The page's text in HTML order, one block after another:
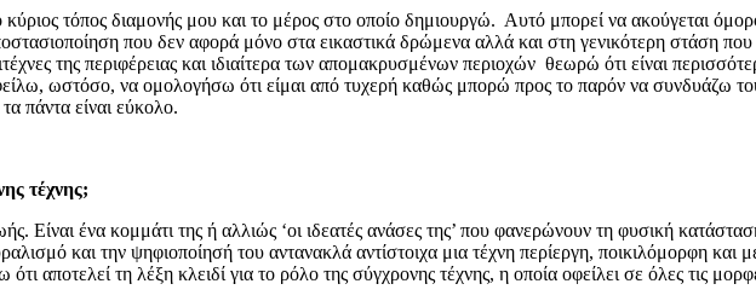
τόπος διαμονής μου και το μέρος στο οποίο δημιουργώ. Αυτό μπορεί να ακούγεται
που δεν αφορά μόνο στα εικαστικά δρώμενα αλλά και στη γενικότερη στάση που
της περιφέρειας και ιδιαίτερα των απομακρυσμένων περιοχών θεωρώ ότι είναι
ωστόσο, να ομολογήσω ότι είμαι από τυχερή καθώς μπορώ προς το παρόν να συνδυάζω
πάντα είναι εύκολο.
τέχνης;
Είναι ένα κομμάτι της ή αλλιώς ‘οι ιδεατές ανάσες της’ που φανερώνουν τη φυσική
και την ψηφιοποίησή του αντανακλά αντίστοιχα μια τέχνη περίεργη, ποικιλόμορφη
αποτελεί τη λέξη κλειδί για το ρόλο της σύγχρονης τέχνης, η οποία οφείλει σε όλες τις